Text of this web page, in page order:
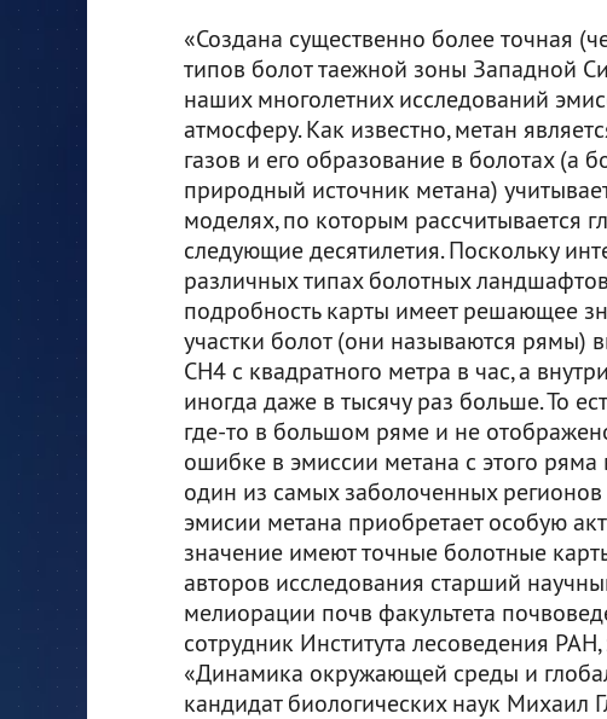
«Создана существенно более точная
типов болот таежной зоны Западной
наших многолетних исследований
атмосферу. Как известно, метан
газов и его образование в болотах (а
природный источник метана)
моделях, по которым рассчитывается
следующие десятилетия. Поскольку
различных типах болотных
подробность карты имеет решающее
участки болот (они называются рямы)
СН4 с квадратного метра в час, а
иногда даже в тысячу раз больше. То
где-то в большом ряме и не
ошибке в эмиссии метана с этого
один из самых заболоченных
эмисии метана приобретает особую
значение имеют точные болотные
авторов исследования старший
мелиорации почв факультета
сотрудник Института лесоведения
«Динамика окружающей среды и
кандидат биологических наук Михаил